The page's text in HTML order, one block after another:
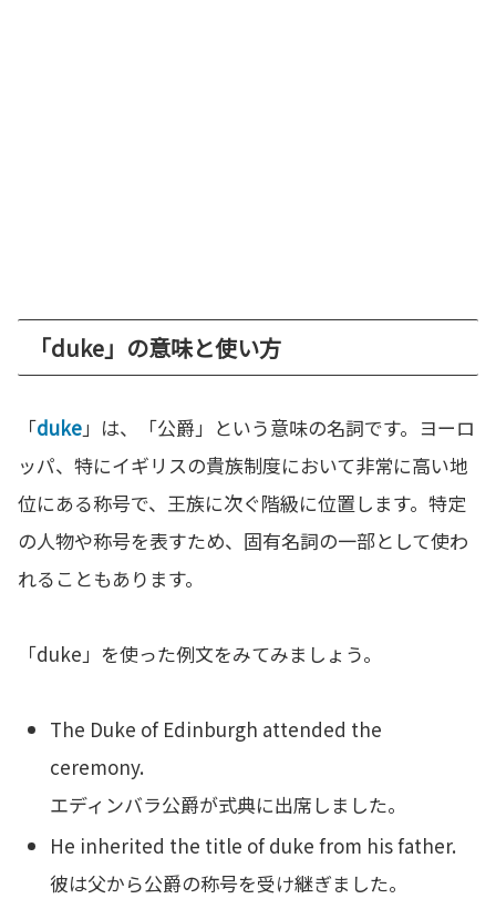
「duke」の意味と使い方
「duke」は、「公爵」という意味の名詞です。ヨーロ
ッパ、特にイギリスの貴族制度において非常に高い地
位にある称号で、王族に次ぐ階級に位置します。特定
の人物や称号を表すため、固有名詞の一部として使わ
れることもあります。
「duke」を使った例文をみてみましょう。
The Duke of Edinburgh attended the
ceremony.
エディンバラ公爵が式典に出席しました。
He inherited the title of duke from his father.
彼は父から公爵の称号を受け継ぎました。